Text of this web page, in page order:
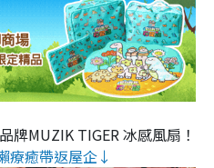
牌MUZIK TIGER 冰感風扇！
療癒帶返屋企↓